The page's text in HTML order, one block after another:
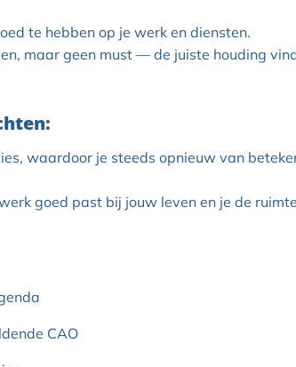
te hebben op je werk en diensten.
maar geen must — de juiste houding
waardoor je steeds opnieuw van
goed past bij jouw leven en je de ruimte
CAO